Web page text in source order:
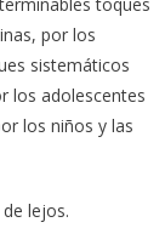
por los
sistemáticos
los adolescentes
los niños y las
lejos.